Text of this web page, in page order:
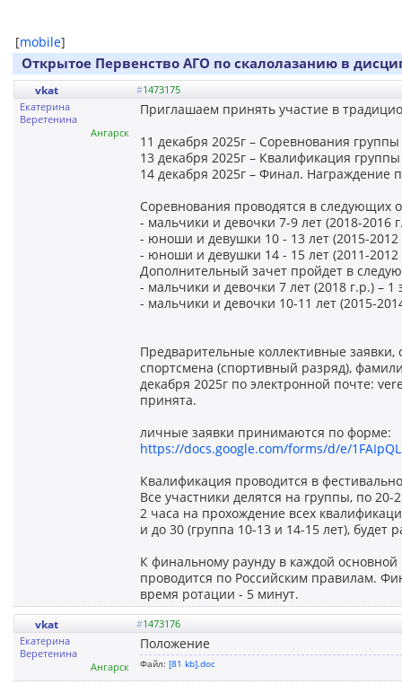
[mobile]
Открытое Первенство АГО по скалолазанию в
vkat #1473175
Екатерина
Веретенина
Ангарск
Приглашаем принять участие в
11 декабря 2025г – Соревнования
13 декабря 2025г – Квалификация
14 декабря 2025г – Финал. Награждение
Соревнования проводятся в следующих
- мальчики и девочки 7-9 лет (2018-2016
- юноши и девушки 10 - 13 лет (2015-2012
- юноши и девушки 14 - 15 лет (2011-2012
Дополнительный зачет пройдет в
- мальчики и девочки 7 лет (2018 г.р.) –
- мальчики и девочки 10-11 лет (2015-
Предварительные коллективные
спортсмена (спортивный разряд),
декабря 2025г по электронной почте:
принята.
личные заявки принимаются по форме:
https://docs.google.com/forms/d/e/
Квалификация проводится в
Все участники делятся на группы, по
2 часа на прохождение всех
и до 30 (группа 10-13 и 14-15 лет), будет
К финальному раунду в каждой основной
проводится по Российским правилам.
время ротации - 5 минут.
vkat #1473176
Екатерина
Веретенина
Ангарск
Положение
Файл: [81 kb].doc